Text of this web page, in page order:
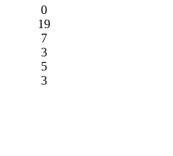
0
19
7
3
5
3